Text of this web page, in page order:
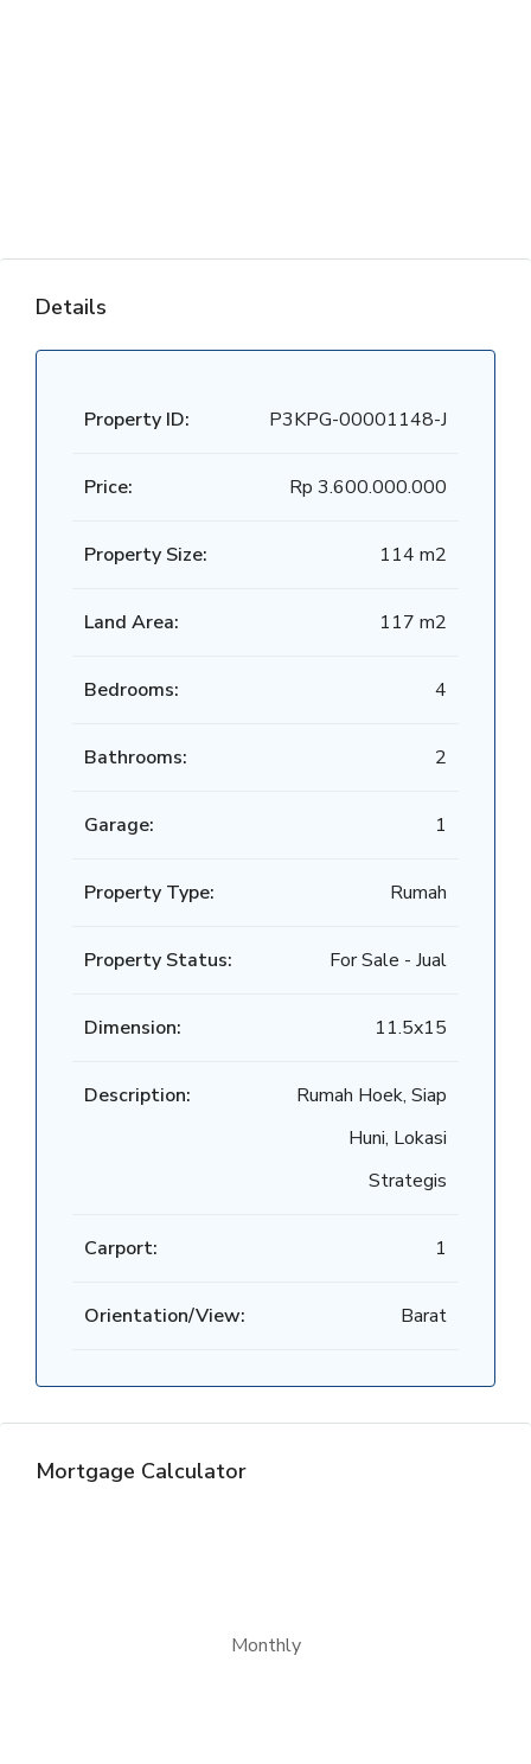
Details
Property ID: P3KPG-00001148-J
Price: Rp 3.600.000.000
Property Size: 114 m2
Land Area: 117 m2
Bedrooms: 4
Bathrooms: 2
Garage: 1
Property Type: Rumah
Property Status: For Sale - Jual
Dimension: 11.5x15
Description:
Rumah Hoek, Siap
Huni, Lokasi
Strategis
Carport: 1
Orientation/View: Barat
Mortgage Calculator
Monthly